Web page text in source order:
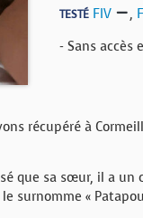
TESTÉ FIV ,
- Sans accès
récupéré à
que sa sœur, il a un
surnomme «